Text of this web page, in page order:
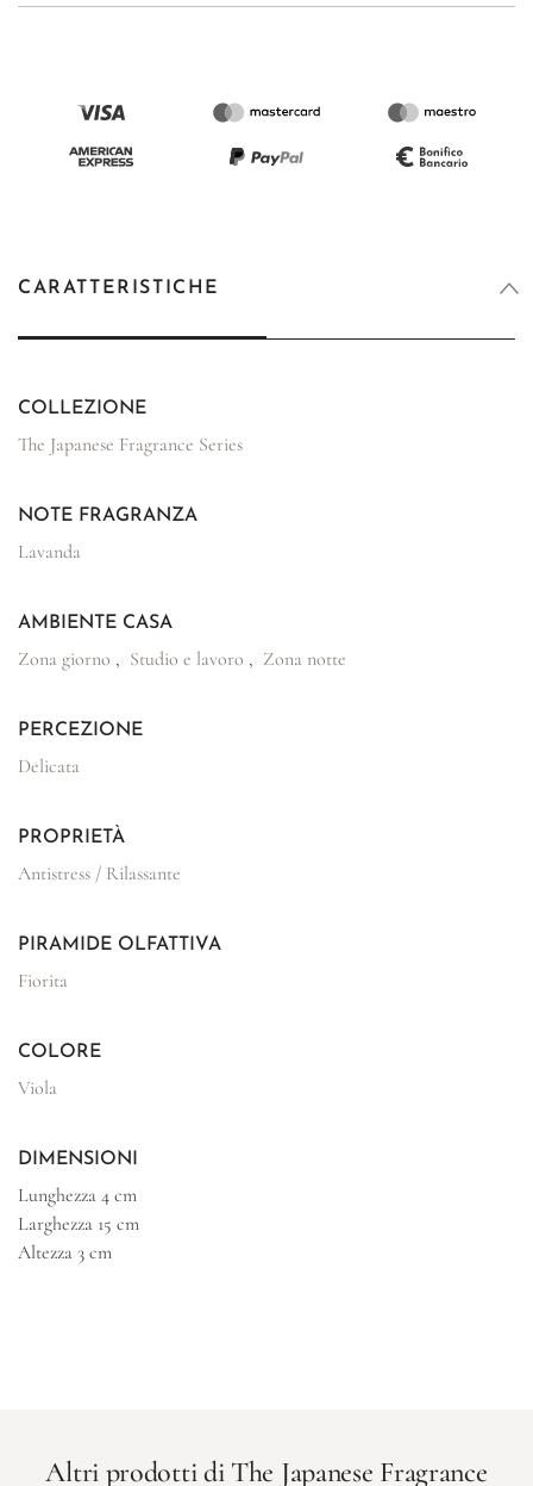
CARATTERISTICHE
COLLEZIONE
The Japanese Fragrance Series
NOTE FRAGRANZA
Lavanda
AMBIENTE CASA
Zona giorno , Studio e lavoro , Zona notte
PERCEZIONE
Delicata
PROPRIETÀ
Antistress / Rilassante
PIRAMIDE OLFATTIVA
Fiorita
COLORE
Viola
DIMENSIONI
Lunghezza 4 cm
Larghezza 15 cm
Altezza 3 cm
Altri prodotti di The Japanese Fragrance